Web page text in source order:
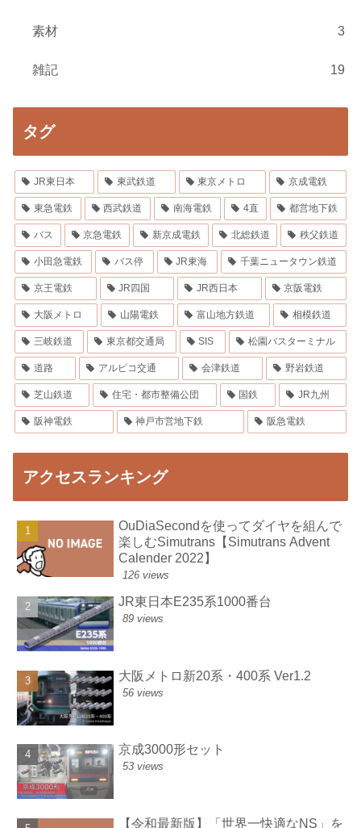
素材 3
雑記 19
タグ
JR東日本 東武鉄道 東京メトロ 京成電鉄
東急電鉄 西武鉄道 南海電鉄 4直 都営地下鉄
バス 京急電鉄 新京成電鉄 北総鉄道 秩父鉄道
小田急電鉄 バス停 JR東海 千葉ニュータウン鉄道
京王電鉄 JR四国 JR西日本 京阪電鉄
大阪メトロ 山陽電鉄 富山地方鉄道 相模鉄道
三岐鉄道 東京都交通局 SIS 松園バスターミナル
道路 アルピコ交通 会津鉄道 野岩鉄道
芝山鉄道 住宅・都市整備公団 国鉄 JR九州
阪神電鉄 神戸市営地下鉄 阪急電鉄
アクセスランキング
OuDiaSecondを使ってダイヤを組んで
楽しむSimutrans【Simutrans Advent
Calender 2022】
126 views
JR東日本E235系1000番台
89 views
大阪メトロ新20系・400系 Ver1.2
56 views
京成3000形セット
53 views
【令和最新版】「世界一快適なNS」を